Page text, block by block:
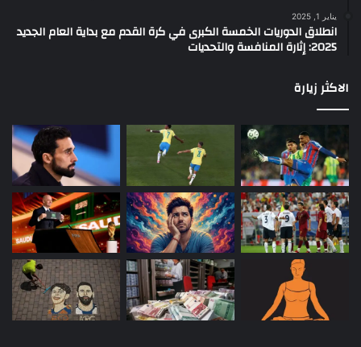
يناير 1, 2025
انطلاق الدوريات الخمسة الكبرى في كرة القدم مع بداية العام الجديد
2025: إثارة المنافسة والتحديات
الاكثر زيارة